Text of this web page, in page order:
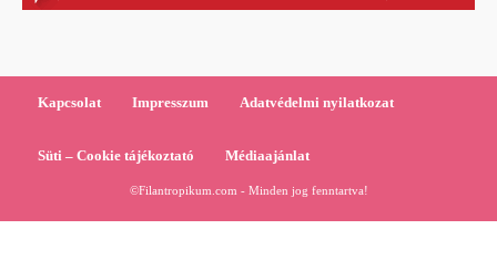
Kapcsolat Impresszum Adatvédelmi nyilatkozat
Süti – Cookie tájékoztató Médiaajánlat
©Filantropikum.com - Minden jog fenntartva!